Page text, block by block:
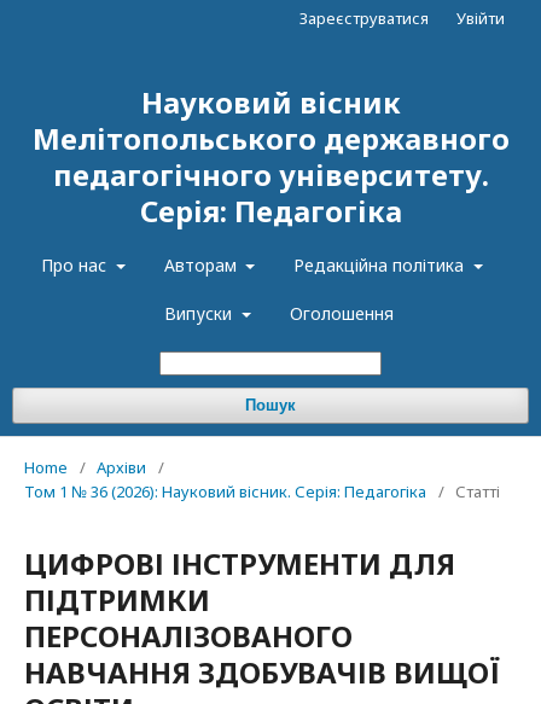
Науковий вісник
Мелітопольського державного
педагогічного університету.
Серія: Педагогіка
Про нас Авторам Редакційна політика
Випуски Оголошення
Пошук
Зареєструватися Увійти
Home / Архіви
/
Том 1 № 36 (2026): Науковий вісник. Серія: Педагогіка
/ Статті
ЦИФРОВІ ІНСТРУМЕНТИ ДЛЯ
ПІДТРИМКИ
ПЕРСОНАЛІЗОВАНОГО
НАВЧАННЯ ЗДОБУВАЧІВ ВИЩОЇ